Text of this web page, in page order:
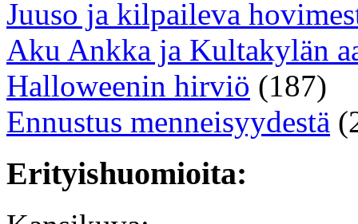
Juuso ja kilpaileva
Aku Ankka ja Kultakylän
Halloweenin hirviö (187)
Ennustus menneisyydestä
Erityishuomioita: